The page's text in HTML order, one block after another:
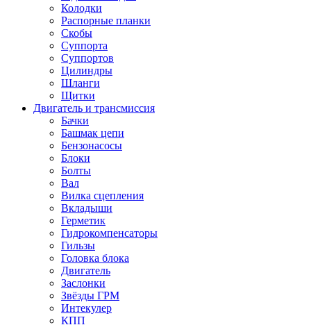
Колодки
Распорные планки
Скобы
Суппорта
Суппортов
Цилиндры
Шланги
Щитки
Двигатель и трансмиссия
Бачки
Башмак цепи
Бензонасосы
Блоки
Болты
Вал
Вилка сцепления
Вкладыши
Герметик
Гидрокомпенсаторы
Гильзы
Головка блока
Двигатель
Заслонки
Звёзды ГРМ
Интекулер
КПП